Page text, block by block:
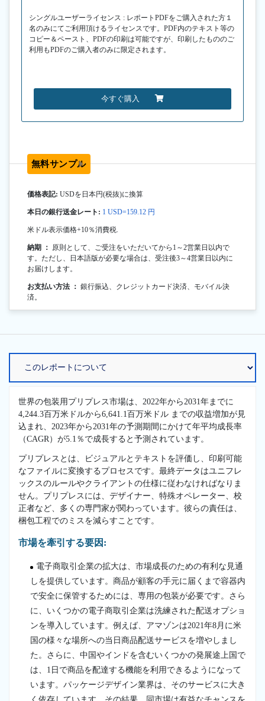
シングルユーザーライセンス : レポートPDFをご購入された方１
名のみにてご利用頂けるライセンスです。PDF内のテキスト等の
コピー＆ペースト、PDFの印刷は可能ですが、印刷したもののご
利用もPDFのご購入者のみに限定されます。
今すぐ購入
無料サンプル
価格表記: USDを日本円(税抜)に換算
本日の銀行送金レート: 1 USD=159.12 円
米ドル表示価格+10％消費税.
納期 ： 原則として、ご受注をいただいてから1～2営業日以内で
す。ただし、日本語版が必要な場合は、受注後3～4営業日以内に
お届けします。
お支払い方法 ： 銀行振込、クレジットカード決済、モバイル決
済。
世界の包装用プリプレス市場は、2022年から2031年までに
4,244.3百万米ドルから6,641.1百万米ドル までの収益増加が見
込まれ、2023年から2031年の予測期間にかけて年平均成長率
（CAGR）が5.1％で成長すると予測されています。
プリプレスとは、ビジュアルとテキストを評価し、印刷可能
なファイルに変換するプロセスです。最終データはユニフレ
ックスのルールやクライアントの仕様に従わなければなりま
せん。プリプレスには、デザイナー、特殊オペレーター、校
正者など、多くの専門家が関わっています。彼らの責任は、
梱包工程でのミスを減らすことです。
市場を牽引する要因:
電子商取引企業の拡大は、市場成長のための有利な見通
しを提供しています。商品が顧客の手元に届くまで容器内
で安全に保管するためには、専用の包装が必要です。さら
に、いくつかの電子商取引企業は洗練された配送オプショ
ンを導入しています。例えば、アマゾンは2021年8月に米
国の様々な場所への当日商品配送サービスを増やしまし
た。さらに、中国やインドを含むいくつかの発展途上国で
は、1日で商品を配達する機能を利用できるようになって
います。パッケージデザイン業界は、そのサービスに大き